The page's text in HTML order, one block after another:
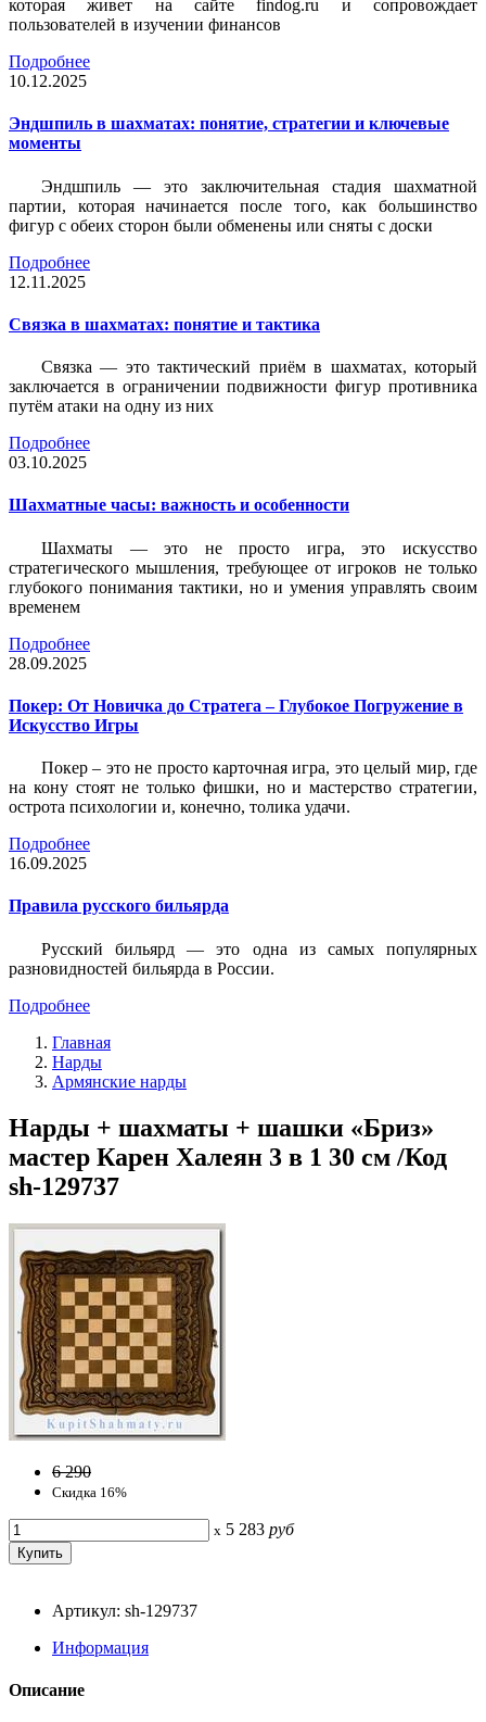
которая живет на сайте findog.ru и сопровождает
пользователей в изучении финансов
Подробнее
10.12.2025
Эндшпиль в шахматах: понятие, стратегии и ключевые
моменты
Эндшпиль — это заключительная стадия шахматной
партии, которая начинается после того, как большинство
фигур с обеих сторон были обменены или сняты с доски
Подробнее
12.11.2025
Связка в шахматах: понятие и тактика
Связка — это тактический приём в шахматах, который
заключается в ограничении подвижности фигур противника
путём атаки на одну из них
Подробнее
03.10.2025
Шахматные часы: важность и особенности
Шахматы — это не просто игра, это искусство
стратегического мышления, требующее от игроков не только
глубокого понимания тактики, но и умения управлять своим
временем
Подробнее
28.09.2025
Покер: От Новичка до Стратега – Глубокое Погружение в
Искусство Игры
Покер – это не просто карточная игра, это целый мир, где
на кону стоят не только фишки, но и мастерство стратегии,
острота психологии и, конечно, толика удачи.
Подробнее
16.09.2025
Правила русского бильярда
Русский бильярд — это одна из самых популярных
разновидностей бильярда в России.
Подробнее
Главная
Нарды
Армянские нарды
Нарды + шахматы + шашки «Бриз»
мастер Карен Халеян 3 в 1 30 см /Код
sh-129737
6 290
Скидка 16%
x 5 283 руб
Артикул: sh-129737
Информация
Описание